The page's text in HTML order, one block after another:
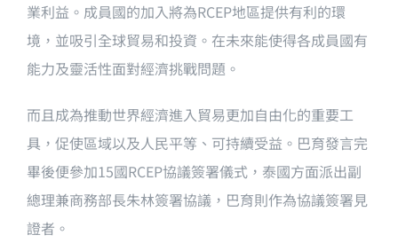
業利益。成員國的加入將為RCEP地區提供有利的環
境，並吸引全球貿易和投資。在未來能使得各成員國有
能力及靈活性面對經濟挑戰問題。
而且成為推動世界經濟進入貿易更加自由化的重要工
具，促使區域以及人民平等、可持續受益。巴育發言完
畢後便參加15國RCEP協議簽署儀式，泰國方面派出副
總理兼商務部長朱林簽署協議，巴育則作為協議簽署見
證者。